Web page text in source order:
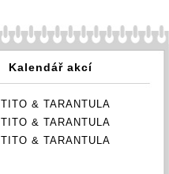
Kalendář akcí
TITO & TARANTULA
TITO & TARANTULA
TITO & TARANTULA